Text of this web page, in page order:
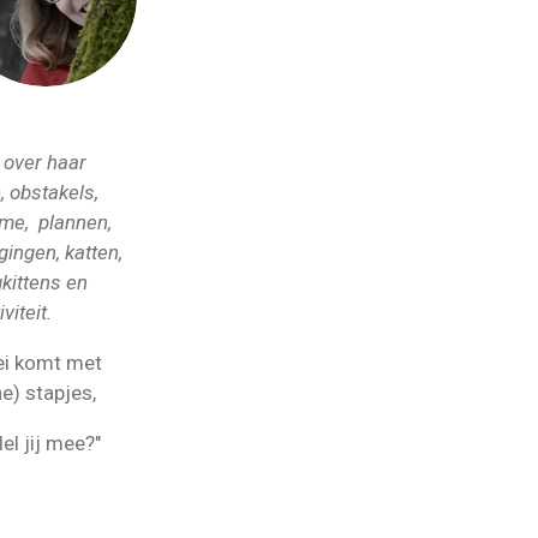
r
a
m
haar
obstakels,
plannen,
katten,
en
komt met
stapjes,
jij mee?"